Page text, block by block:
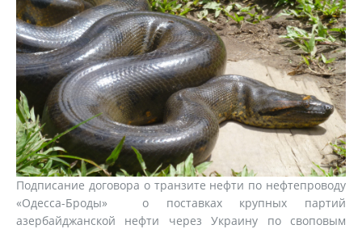
Подписание договора о транзите нефти по нефтепроводу
«Одесса-Броды» о поставках крупных партий
азербайджанской нефти через Украину по своповым